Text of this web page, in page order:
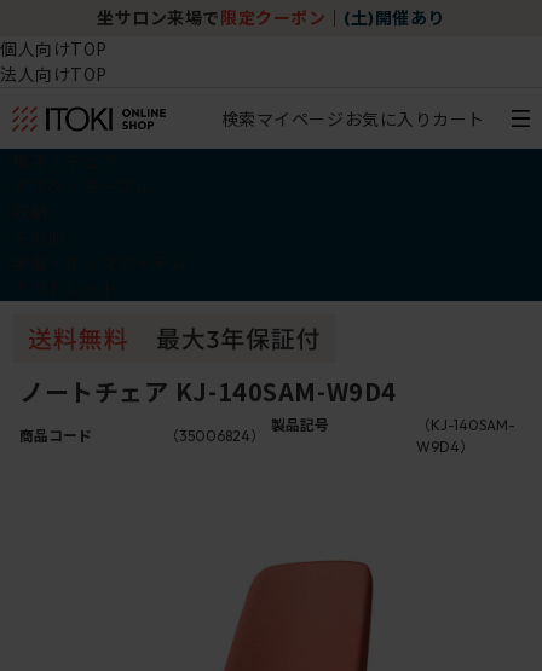
坐サロン来場で 限定クーポン (土)開催あり
個人向けTOP
法人向けTOP
検索マイページ お気に入り カート
ノートチェア KJ-140SAM-W9D4
商品コード （35006824）
製品記号
（KJ-140SAM-
W9D4）